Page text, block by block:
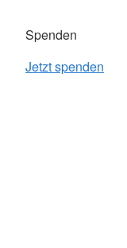
Spenden
Jetzt spenden